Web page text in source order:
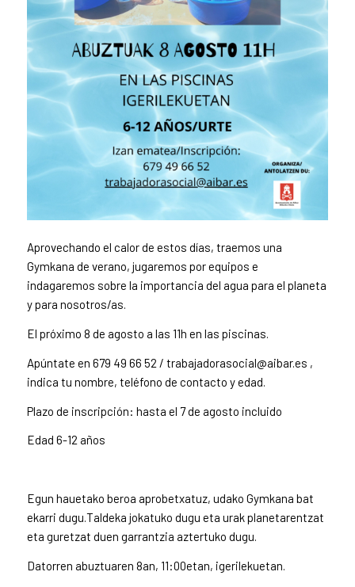
Aprovechando el calor de estos días, traemos una
Gymkana de verano, jugaremos por equipos e
indagaremos sobre la importancia del agua para el planeta
y para nosotros/as.
El próximo 8 de agosto a las 11h en las piscinas.
Apúntate en 679 49 66 52 / trabajadorasocial@aibar.es ,
indica tu nombre, teléfono de contacto y edad.
Plazo de inscripción: hasta el 7 de agosto incluido
Edad 6-12 años
Egun hauetako beroa aprobetxatuz, udako Gymkana bat
ekarri dugu.Taldeka jokatuko dugu eta urak planetarentzat
eta guretzat duen garrantzia aztertuko dugu.
Datorren abuztuaren 8an, 11:00etan, igerilekuetan.